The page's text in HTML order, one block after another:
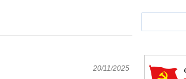
20/11/2025